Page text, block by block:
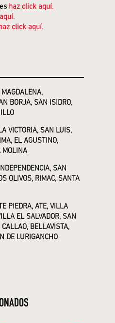
haz click aquí.
click aquí.
BORJA, SAN ISIDRO,
VICTORIA, SAN LUIS,
EL AGUSTINO,
MOLINA
SAN
OLIVOS, RIMAC, SANTA
PIEDRA, ATE, VILLA
EL SALVADOR, SAN
BELLAVISTA,
DE LURIGANCHO